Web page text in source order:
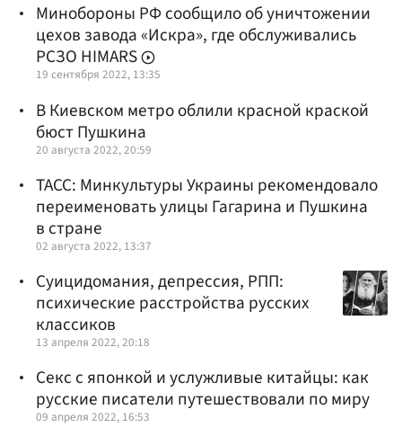
Минобороны РФ сообщило об уничтожении
цехов завода «Искра», где обслуживались
РСЗО HIMARS
19 сентября 2022, 13:35
В Киевском метро облили красной краской
бюст Пушкина
20 августа 2022, 20:59
ТАСС: Минкультуры Украины рекомендовало
переименовать улицы Гагарина и Пушкина
в стране
02 августа 2022, 13:37
Суицидомания, депрессия, РПП:
психические расстройства русских
классиков
13 апреля 2022, 20:18
Секс с японкой и услужливые китайцы: как
русские писатели путешествовали по миру
09 апреля 2022, 16:53